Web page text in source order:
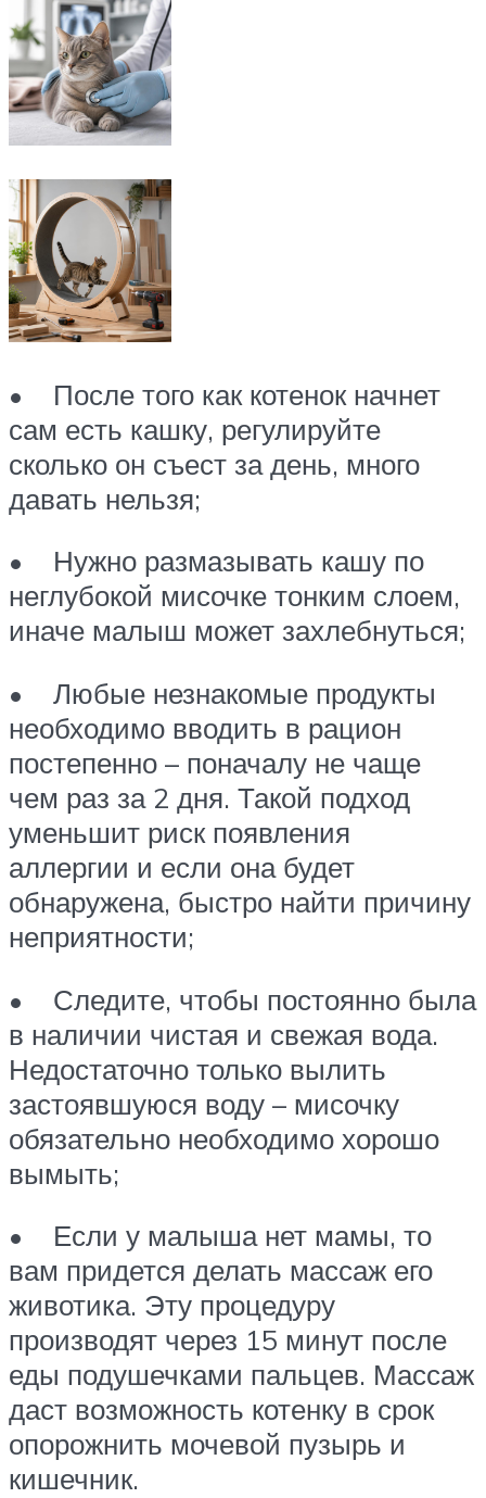
• После того как котенок начнет
сам есть кашку, регулируйте
сколько он съест за день, много
давать нельзя;
• Нужно размазывать кашу по
неглубокой мисочке тонким слоем,
иначе малыш может захлебнуться;
• Любые незнакомые продукты
необходимо вводить в рацион
постепенно – поначалу не чаще
чем раз за 2 дня. Такой подход
уменьшит риск появления
аллергии и если она будет
обнаружена, быстро найти причину
неприятности;
• Следите, чтобы постоянно была
в наличии чистая и свежая вода.
Недостаточно только вылить
застоявшуюся воду – мисочку
обязательно необходимо хорошо
вымыть;
• Если у малыша нет мамы, то
вам придется делать массаж его
животика. Эту процедуру
производят через 15 минут после
еды подушечками пальцев. Массаж
даст возможность котенку в срок
опорожнить мочевой пузырь и
кишечник.